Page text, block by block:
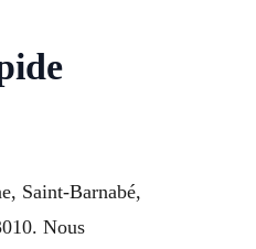
Saint-Barnabé,
Nous